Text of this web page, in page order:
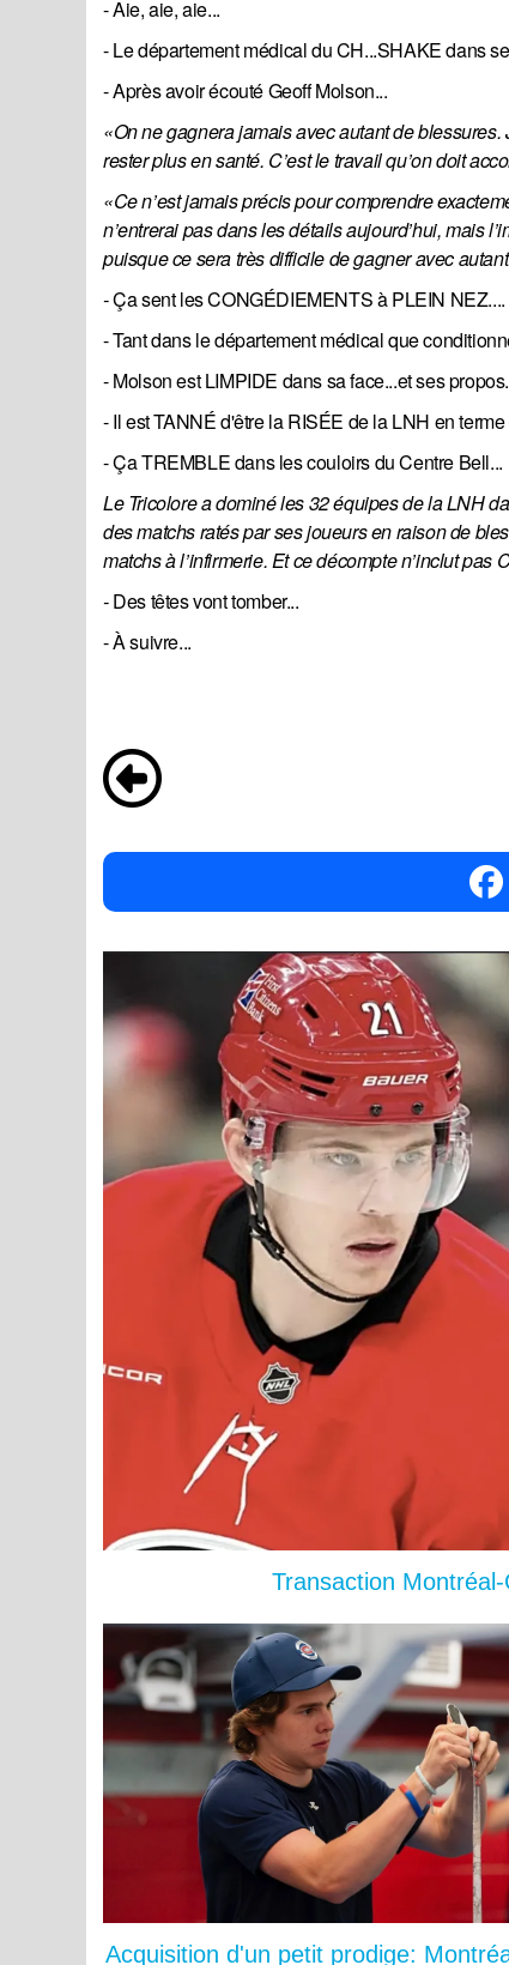
- Aie, aie, aie...
- Le département médical du CH...SHAKE dans
- Après avoir écouté Geoff Molson...
«On ne gagnera jamais avec autant de blessures.
rester plus en santé. C’est le travail qu’on doit
«Ce n’est jamais précis pour comprendre
n’entrerai pas dans les détails aujourd’hui, mais
puisque ce sera très difficile de gagner avec
- Ça sent les CONGÉDIEMENTS à PLEIN NEZ....
- Tant dans le département médical que
- Molson est LIMPIDE dans sa face...et ses
- Il est TANNÉ d'être la RISÉE de la LNH en
- Ça TREMBLE dans les couloirs du Centre Bell...
Le Tricolore a dominé les 32 équipes de la LNH
des matchs ratés par ses joueurs en raison de
matchs à l’infirmerie. Et ce décompte n’inclut
- Des têtes vont tomber...
- À suivre...
Transaction
Acquisition d'un petit prodige: